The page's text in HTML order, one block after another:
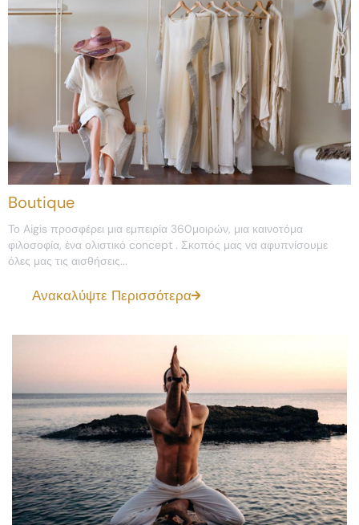
Boutique
Το Aigis προσφέρει μια εμπειρία 360μοιρών, μια καινοτόμα
φιλοσοφία, ένα ολιστικό concept . Σκοπός μας να αφυπνίσουμε
όλες μας τις αισθήσεις...
Ανακαλύψτε Περισσότερα